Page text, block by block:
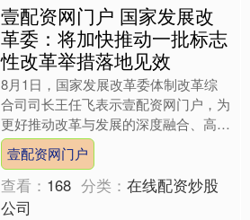
壹配资网门户 国家发展改
革委：将加快推动一批标志
性改革举措落地见效
8月1日，国家发展改革委体制改革综
合司司长王任飞表示壹配资网门户，为
更好推动改革与发展的深度融合、高效
联动，下一步，国家发展改革委将加快
推动一批标志性改革举措落....
壹配资网门户
查看： 168 分类：在线配资炒股
公司